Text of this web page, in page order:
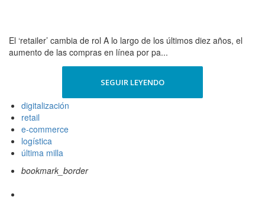
El ‘retailer’ cambia de rol A lo largo de los últimos diez años, el
aumento de las compras en línea por pa...
SEGUIR LEYENDO
digitalización
retail
e-commerce
logística
última milla
bookmark_border